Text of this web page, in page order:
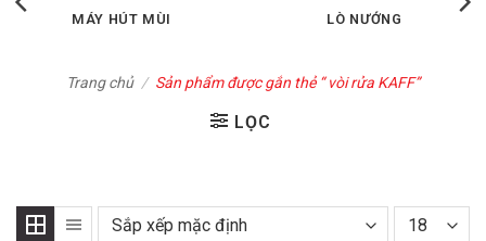
MÁY HÚT MÙI LÒ NƯỚNG
Trang chủ / Sản phẩm được gắn thẻ “ vòi rửa KAFF”
LỌC